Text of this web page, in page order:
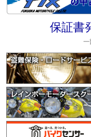
保証書
一